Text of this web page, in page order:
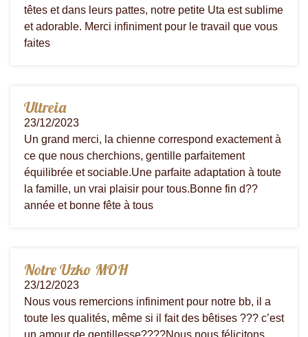
têtes et dans leurs pattes, notre petite Uta est sublime
et adorable. Merci infiniment pour le travail que vous
faites
Ultreia
23/12/2023
Un grand merci, la chienne correspond exactement à
ce que nous cherchions, gentille parfaitement
équilibrée et sociable.Une parfaite adaptation à toute
la famille, un vrai plaisir pour tous.Bonne fin d??
année et bonne fête à tous
Notre Uzko MOH
23/12/2023
Nous vous remercions infiniment pour notre bb, il a
toute les qualités, même si il fait des bêtises ??? c’est
un amour de gentillesse????Nous nous félicitons